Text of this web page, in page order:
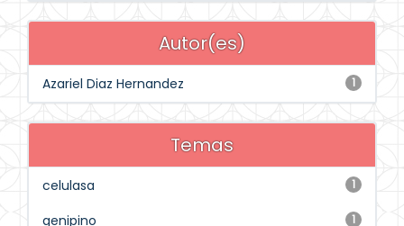
Autor(es)
1
Azariel Diaz Hernandez
Temas
1
celulasa
1
genipino